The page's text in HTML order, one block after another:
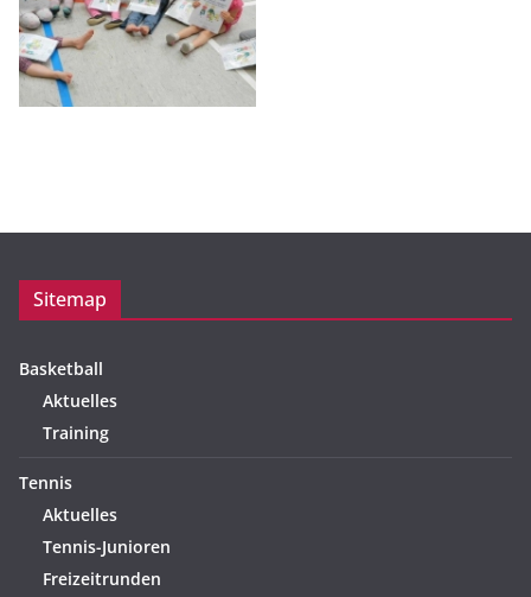
Sitemap
Basketball
Aktuelles
Training
Tennis
Aktuelles
Tennis-Junioren
Freizeitrunden